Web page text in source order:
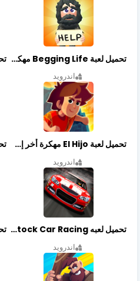
تحميل لعبة Begging Life مهكرة أخر إصدار
اندرويد
تحميل لعبة El Hijo مهكرة أخر إصدار
اندرويد
تحميل لعبه Stock Car Racing مهكرة أخر إصدار
اندرويد